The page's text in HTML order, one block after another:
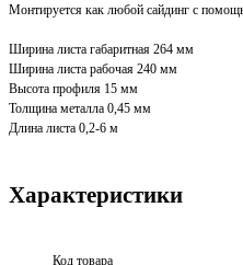
Монтируется как любой сайдинг с
Ширина листа габаритная 264 мм
Ширина листа рабочая 240 мм
Высота профиля 15 мм
Толщина металла 0,45 мм
Длина листа 0,2-6 м
Характеристики
Код товара